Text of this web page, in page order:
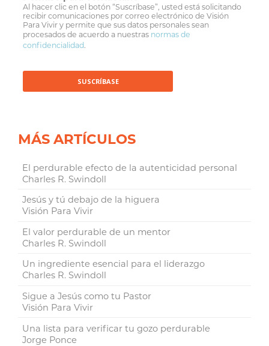
Al hacer clic en el botón “Suscríbase”, usted está solicitando
recibir comunicaciones por correo electrónico de Visión
Para Vivir y permite que sus datos personales sean
procesados de acuerdo a nuestras normas de
confidencialidad.
MÁS ARTÍCULOS
El perdurable efecto de la autenticidad personal
Charles R. Swindoll
Jesús y tú debajo de la higuera
Visión Para Vivir
El valor perdurable de un mentor
Charles R. Swindoll
Un ingrediente esencial para el liderazgo
Charles R. Swindoll
Sigue a Jesús como tu Pastor
Visión Para Vivir
Una lista para verificar tu gozo perdurable
Jorge Ponce